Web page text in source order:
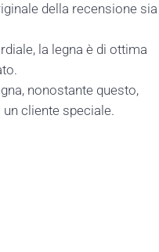
della recensione sia
la legna è di ottima
nonostante questo,
cliente speciale.